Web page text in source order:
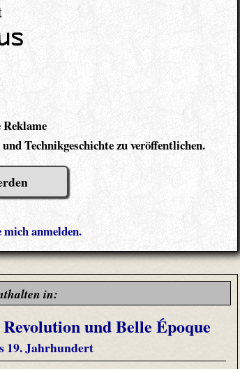
Technikgeschichte zu veröffentlichen.
anmelden.
in:
und Belle Époque
19. Jahrhundert